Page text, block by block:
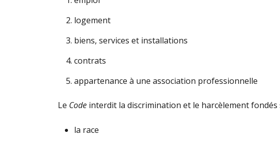
logement
biens, services et installations
contrats
appartenance à une association professionnelle
Le Code interdit la discrimination et le harcèlement fondés
la race